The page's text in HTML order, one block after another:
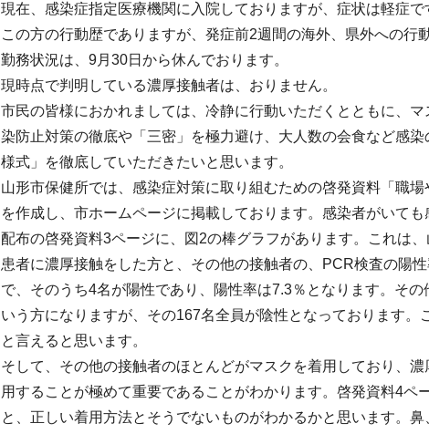
現在、感染症指定医療機関に入院しておりますが、症状は軽症で
この方の行動歴でありますが、発症前2週間の海外、県外への行
勤務状況は、9月30日から休んでおります。
現時点で判明している濃厚接触者は、おりません。
市民の皆様におかれましては、冷静に行動いただくとともに、
染防止対策の徹底や「三密」を極力避け、大人数の会食など感
様式」を徹底していただきたいと思います。
山形市保健所では、感染症対策に取り組むための啓発資料「職
を作成し、市ホームページに掲載しております。感染者がいて
配布の啓発資料3ページに、図2の棒グラフがあります。これは
患者に濃厚接触をした方と、その他の接触者の、PCR検査の陽
で、そのうち4名が陽性であり、陽性率は7.3％となります。そ
いう方になりますが、その167名全員が陰性となっております
と言えると思います。
そして、その他の接触者のほとんどがマスクを着用しており、
用することが極めて重要であることがわかります。啓発資料4ペ
と、正しい着用方法とそうでないものがわかるかと思います。